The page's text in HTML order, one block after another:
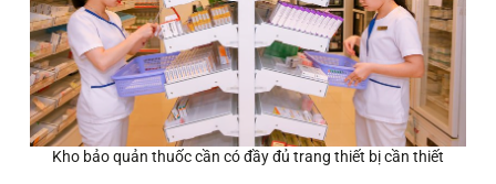
Kho bảo quản thuốc cần có đầy đủ trang thiết bị cần thiết